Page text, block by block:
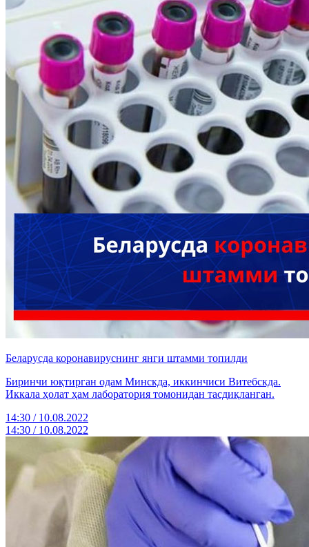
Беларусда коронавируснинг янги штамми топилди
Биринчи юқтирган одам Минскда, иккинчиси Витебскда.
Иккала ҳолат ҳам лаборатория томонидан тасдиқланган.
14:30 / 10.08.2022
14:30 / 10.08.2022